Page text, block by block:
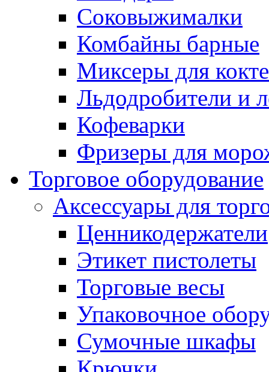
Соковыжималки
Комбайны барные
Миксеры для
Льдодробители и
Кофеварки
Фризеры для
Торговое оборудование
Аксессуары для
Ценникодержатели
Этикет пистолеты
Торговые весы
Упаковочное
Сумочные шкафы